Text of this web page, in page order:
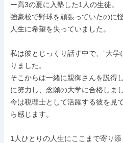
ー高3の夏に入塾した1人の生徒。
強豪校で野球を頑張っていたのに
人生に希望を失っていました。
私は彼とじっくり話す中で、”大
りました。
そこからは一緒に親御さんを説得
に努力し、念願の大学に合格しまし
今は税理士として活躍する彼を見
ら感じます。
1人ひとりの人生にここまで寄り